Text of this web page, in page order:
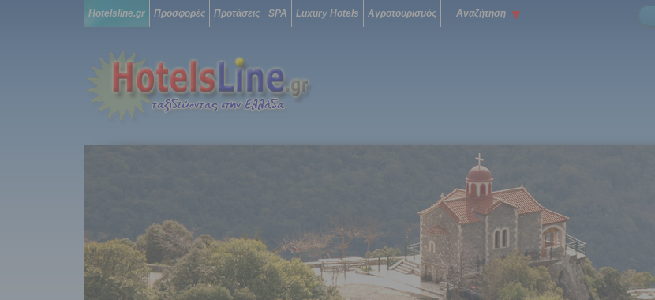
Hotelsline.gr Προσφορές Προτάσεις SPA Luxury Hotels Αγροτουρισμός Αναζήτηση